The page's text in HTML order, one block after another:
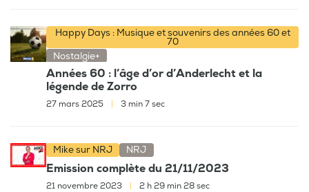
Happy Days : Musique et souvenirs des années 60 et
70
Nostalgie+
Années 60 : l’âge d’or d’Anderlecht et la
légende de Zorro
27 mars 2025 3 min 7 sec
Mike sur NRJ NRJ
Emission complète du 21/11/2023
21 novembre 2023 2 h 29 min 28 sec